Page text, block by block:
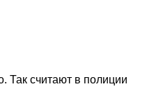
Так считают в полиции